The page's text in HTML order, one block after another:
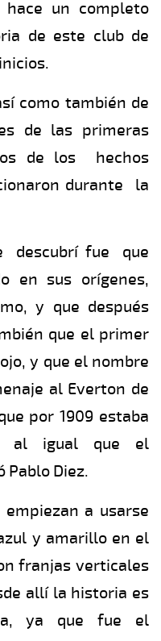
un completo
de este club de
como también de
de las primeras
de los hechos
durante la
descubrí fue que
en sus orígenes,
y que después
que el primer
y que el nombre
al Everton de
por 1909 estaba
al igual que el
Pablo Diez.
a usarse
y amarillo en el
franjas verticales
allí la historia es
ya que fue el